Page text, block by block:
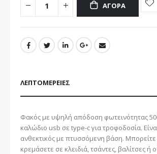
ΑΓΟΡΆ
ΛΕΠΤΟΜΈΡΕΙΕΣ
Φακός με υψηλή απόδοση φωτεινότητας
καλώδιο usb σε type-c για τροφοδοσία.
ανθεκτικός με πτυσσόμενη βάση.
κρεμάσετε σε κλειδιά, τσάντες, βαλίτσες ή